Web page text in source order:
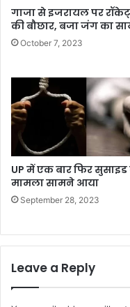
गाजा से इजरायल पर
की बौछार, बजा जंग का
October 7, 2023
UP में एक बार फिर सुसाइड
मामला सामने आया
September 28, 2023
Leave a Reply